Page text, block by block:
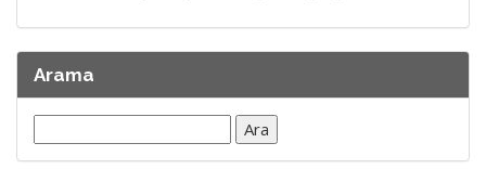
Arama